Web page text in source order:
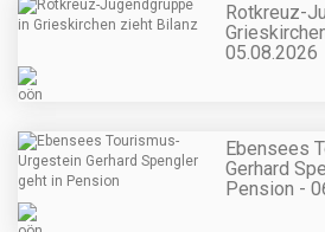
Rotkreuz-
05.08.2026
Ebensees
Gerhard
Pension -